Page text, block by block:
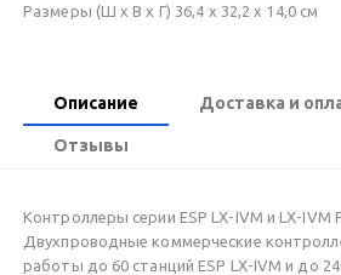
Размеры (Ш х В х Г) 36,4 x 32,2 x 14,0 см
Описание Доставка и
Отзывы
Контроллеры серии ESP LX-IVM и LX-
Двухпроводные коммерческие
работы до 60 станций ESP LX-IVM и до